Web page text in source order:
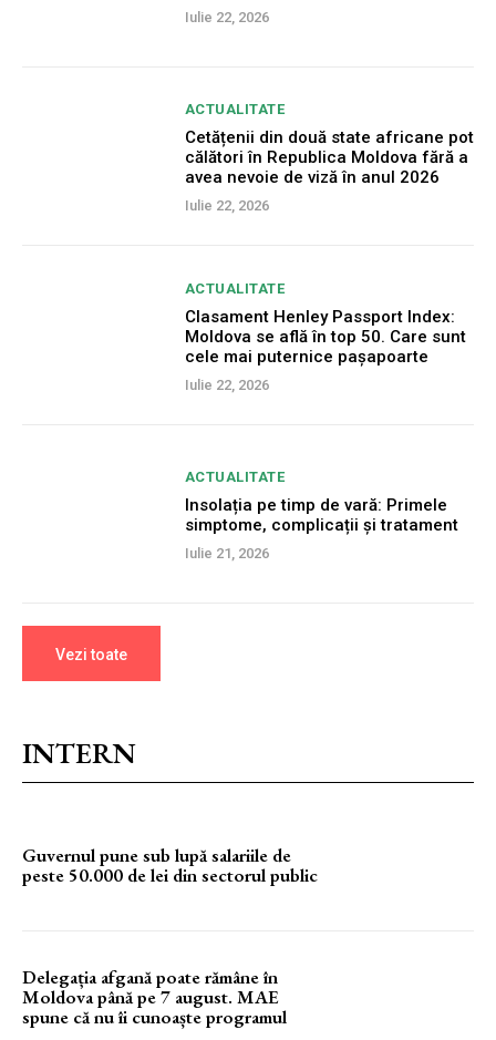
Iulie 22, 2026
ACTUALITATE
Cetățenii din două state africane pot
călători în Republica Moldova fără a
avea nevoie de viză în anul 2026
Iulie 22, 2026
ACTUALITATE
Clasament Henley Passport Index:
Moldova se află în top 50. Care sunt
cele mai puternice pașapoarte
Iulie 22, 2026
ACTUALITATE
Insolația pe timp de vară: Primele
simptome, complicații și tratament
Iulie 21, 2026
Vezi toate
INTERN
Guvernul pune sub lupă salariile de
peste 50.000 de lei din sectorul public
Delegația afgană poate rămâne în
Moldova până pe 7 august. MAE
spune că nu îi cunoaște programul